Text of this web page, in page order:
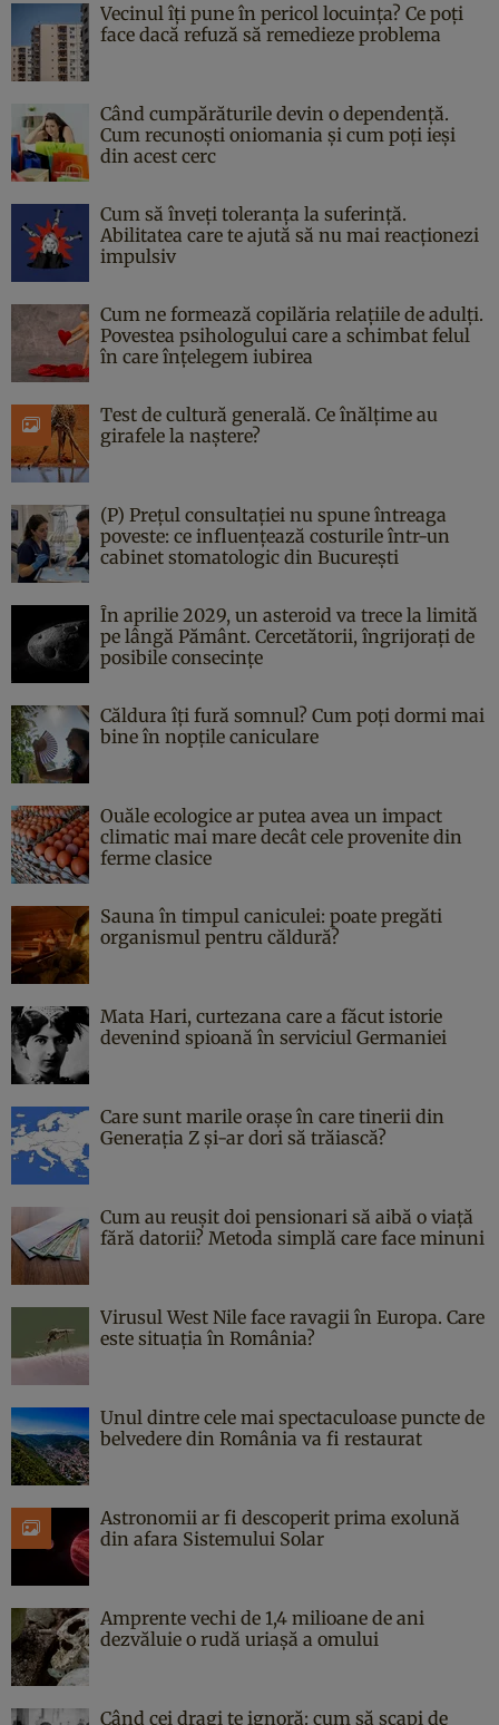
Vecinul îți pune în pericol locuința? Ce poți
face dacă refuză să remedieze problema
Când cumpărăturile devin o dependență.
Cum recunoști oniomania și cum poți ieși
din acest cerc
Cum să înveți toleranța la suferință.
Abilitatea care te ajută să nu mai reacționezi
impulsiv
Cum ne formează copilăria relațiile de adulți.
Povestea psihologului care a schimbat felul
în care înțelegem iubirea
Test de cultură generală. Ce înălțime au
girafele la naștere?
(P) Prețul consultației nu spune întreaga
poveste: ce influențează costurile într-un
cabinet stomatologic din București
În aprilie 2029, un asteroid va trece la limită
pe lângă Pământ. Cercetătorii, îngrijorați de
posibile consecințe
Căldura îți fură somnul? Cum poți dormi mai
bine în nopțile caniculare
Ouăle ecologice ar putea avea un impact
climatic mai mare decât cele provenite din
ferme clasice
Sauna în timpul caniculei: poate pregăti
organismul pentru căldură?
Mata Hari, curtezana care a făcut istorie
devenind spioană în serviciul Germaniei
Care sunt marile orașe în care tinerii din
Generația Z și-ar dori să trăiască?
Cum au reușit doi pensionari să aibă o viață
fără datorii? Metoda simplă care face minuni
Virusul West Nile face ravagii în Europa. Care
este situația în România?
Unul dintre cele mai spectaculoase puncte de
belvedere din România va fi restaurat
Astronomii ar fi descoperit prima exolună
din afara Sistemului Solar
Amprente vechi de 1,4 milioane de ani
dezvăluie o rudă uriașă a omului
Când cei dragi te ignoră: cum să scapi de